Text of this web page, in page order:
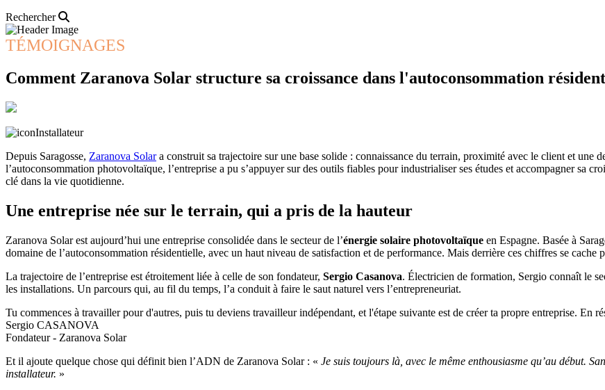
Rechercher
TÉMOIGNAGES
Comment Zaranova Solar structure sa croissance dans l'autoconsommation
Installateur
Depuis Saragosse, Zaranova Solara construit sa trajectoire sur une base solide : connaissance du terrain, proximité avec le client et une
l’autoconsommation photovoltaïque, l’entreprise a pu s’appuyer sur des outils fiables pour industrialiser ses études et accompagner sa
clé dans la vie quotidienne.
Une entreprise née sur le terrain, qui a pris de la hauteur
Zaranova Solar est aujourd’hui une entreprise consolidée dans le secteur de l’énergie solaire photovoltaïque en Espagne. Basée à
domaine de l’autoconsommation résidentielle, avec un haut niveau de satisfaction et de performance. Mais derrière ces chiffres se cache
La trajectoire de l’entreprise est étroitement liée à celle de son fondateur, Sergio Casanova. Électricien de formation, Sergio connaît le
les installations. Un parcours qui, au fil du temps, l’a conduit à faire le saut naturel vers l’entrepreneuriat.
Tu commences à travailler pour d'autres, puis tu deviens travailleur indépendant, et l'étape suivante est de créer ta propre entreprise. En
Sergio CASANOVA
Fondateur - Zaranova Solar
Et il ajoute quelque chose qui définit bien l’ADN de Zaranova Solar : « Je suis toujours là, avec le même enthousiasme qu’au début.
installateur. »